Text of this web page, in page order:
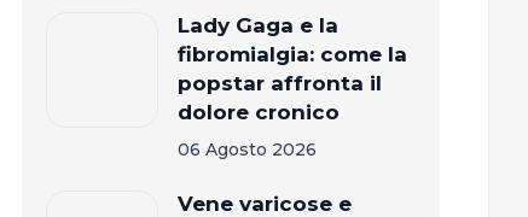
Lady Gaga e la
fibromialgia: come la
popstar affronta il
dolore cronico
06 Agosto 2026
Vene varicose e